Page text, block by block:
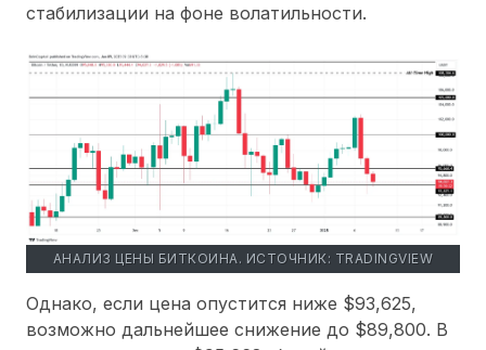
стабилизации на фоне волатильности.
АНАЛИЗ ЦЕНЫ БИТКОИНА. ИСТОЧНИК: TRADINGVIEW
Однако, если цена опустится ниже $93,625,
возможно дальнейшее снижение до $89,800. В